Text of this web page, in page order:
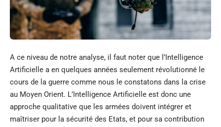
A ce niveau de notre analyse, il faut noter que l’Intelligence
Artificielle a en quelques années seulement révolutionné le
cours de la guerre comme nous le constatons dans la crise
au Moyen Orient. L’Intelligence Artificielle est donc une
approche qualitative que les armées doivent intégrer et
maîtriser pour la sécurité des Etats, et pour sa contribution